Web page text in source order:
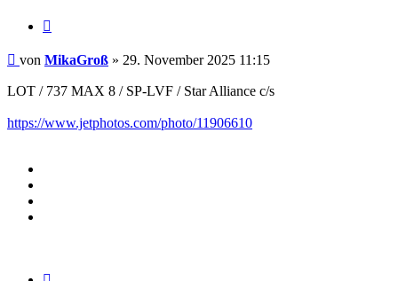
Beitrag
von MikaGroß » 29. November 2025 11:15
LOT / 737 MAX 8 / SP-LVF / Star Alliance c/s
https://www.jetphotos.com/photo/11906610